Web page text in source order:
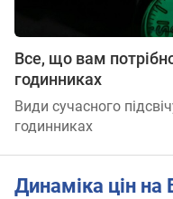
Все, що вам
годинниках
Види сучасного
годинниках
Динаміка цін на